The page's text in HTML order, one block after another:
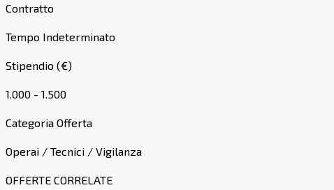
Contratto
Tempo Indeterminato
Stipendio (€)
1.000 - 1.500
Categoria Offerta
Operai / Tecnici / Vigilanza
OFFERTE CORRELATE